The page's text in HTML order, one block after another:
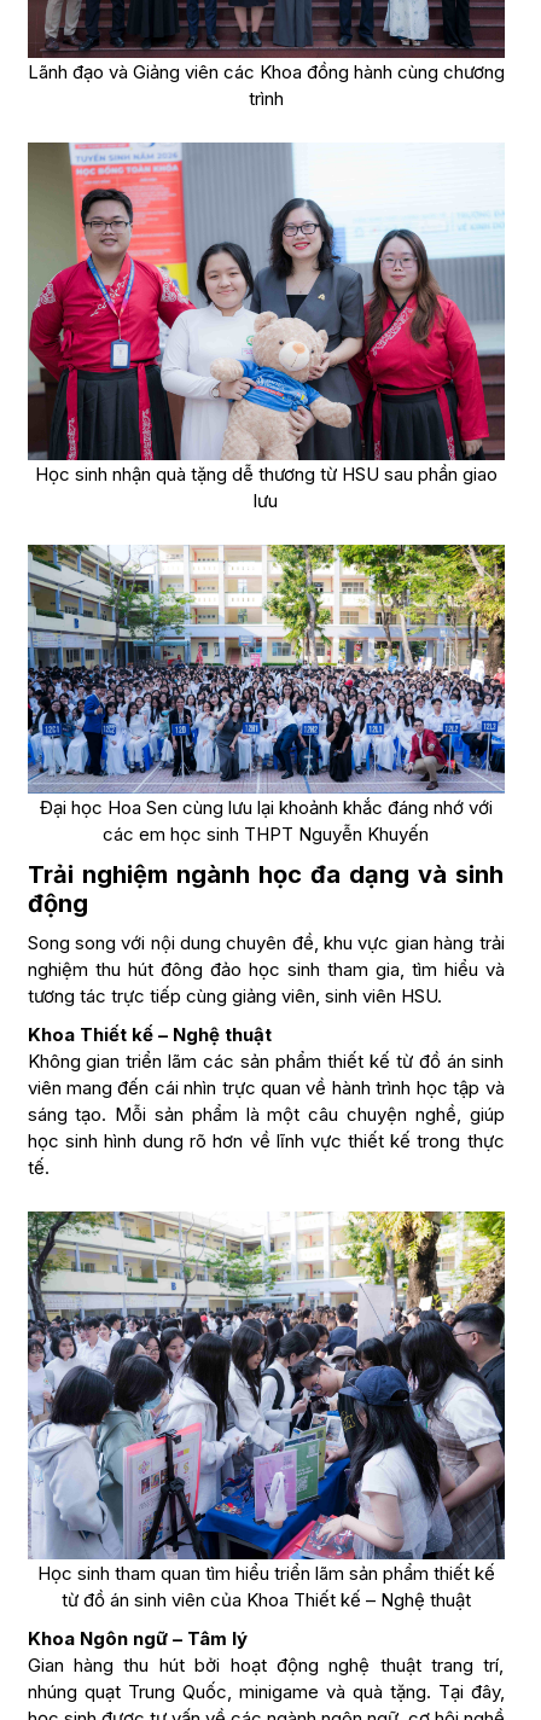
Lãnh đạo và Giảng viên các Khoa đồng hành cùng chương
trình
Học sinh nhận quà tặng dễ thương từ HSU sau phần giao
lưu
Đại học Hoa Sen cùng lưu lại khoảnh khắc đáng nhớ với
các em học sinh THPT Nguyễn Khuyến
Trải nghiệm ngành học đa dạng và sinh
động
Song song với nội dung chuyên đề, khu vực gian hàng trải
nghiệm thu hút đông đảo học sinh tham gia, tìm hiểu và
tương tác trực tiếp cùng giảng viên, sinh viên HSU.
Khoa Thiết kế – Nghệ thuật
Không gian triển lãm các sản phẩm thiết kế từ đồ án sinh
viên mang đến cái nhìn trực quan về hành trình học tập và
sáng tạo. Mỗi sản phẩm là một câu chuyện nghề, giúp
học sinh hình dung rõ hơn về lĩnh vực thiết kế trong thực
tế.
Học sinh tham quan tìm hiểu triển lãm sản phẩm thiết kế
từ đồ án sinh viên của Khoa Thiết kế – Nghệ thuật
Khoa Ngôn ngữ – Tâm lý
Gian hàng thu hút bởi hoạt động nghệ thuật trang trí,
nhúng quạt Trung Quốc, minigame và quà tặng. Tại đây,